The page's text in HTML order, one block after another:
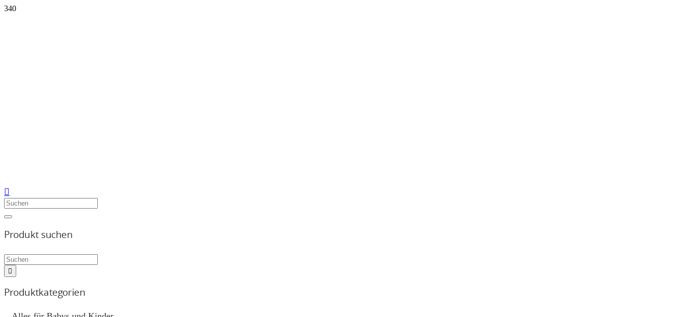
Produkt suchen
Produktkategorien